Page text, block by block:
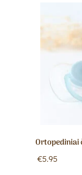
€5.95